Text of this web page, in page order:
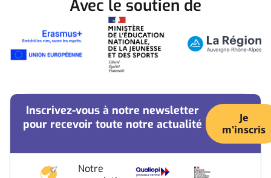
Avec le soutien de
Inscrivez-vous à notre newsletter
pour recevoir toute notre actualité
Je
m'inscris
Notre